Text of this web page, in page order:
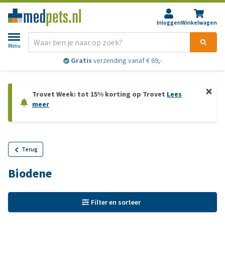
InloggenWinkelwagen
Menu
Gratis verzending vanaf € 69,-
Trovet Week: tot 15% korting op Trovet Lees
meer
Terug
Biodene
Filter en sorteer